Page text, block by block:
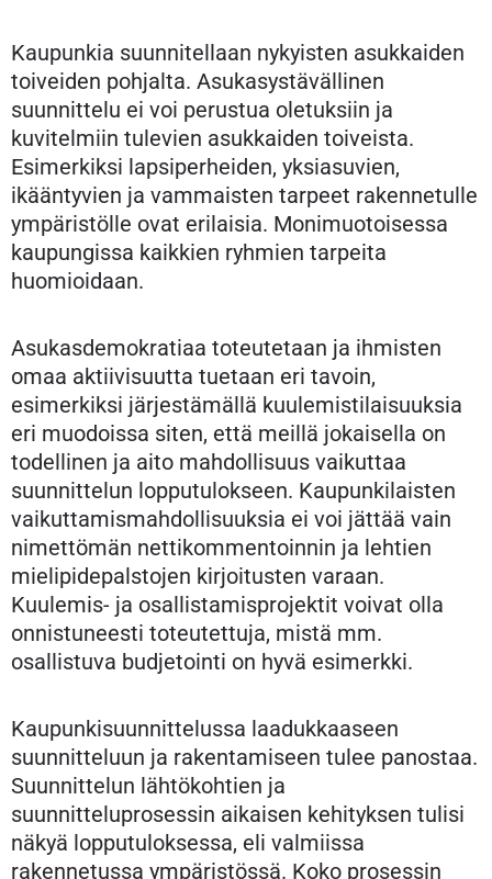
Kaupunkia suunnitellaan nykyisten asukkaiden
toiveiden pohjalta. Asukasystävällinen
suunnittelu ei voi perustua oletuksiin ja
kuvitelmiin tulevien asukkaiden toiveista.
Esimerkiksi lapsiperheiden, yksiasuvien,
ikääntyvien ja vammaisten tarpeet rakennetulle
ympäristölle ovat erilaisia. Monimuotoisessa
kaupungissa kaikkien ryhmien tarpeita
huomioidaan.
Asukasdemokratiaa toteutetaan ja ihmisten
omaa aktiivisuutta tuetaan eri tavoin,
esimerkiksi järjestämällä kuulemistilaisuuksia
eri muodoissa siten, että meillä jokaisella on
todellinen ja aito mahdollisuus vaikuttaa
suunnittelun lopputulokseen. Kaupunkilaisten
vaikuttamismahdollisuuksia ei voi jättää vain
nimettömän nettikommentoinnin ja lehtien
mielipidepalstojen kirjoitusten varaan.
Kuulemis- ja osallistamisprojektit voivat olla
onnistuneesti toteutettuja, mistä mm.
osallistuva budjetointi on hyvä esimerkki.
Kaupunkisuunnittelussa laadukkaaseen
suunnitteluun ja rakentamiseen tulee panostaa.
Suunnittelun lähtökohtien ja
suunnitteluprosessin aikaisen kehityksen tulisi
näkyä lopputuloksessa, eli valmiissa
rakennetussa ympäristössä. Koko prosessin